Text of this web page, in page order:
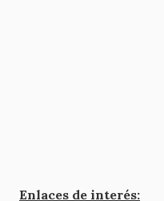
Enlaces de interés: